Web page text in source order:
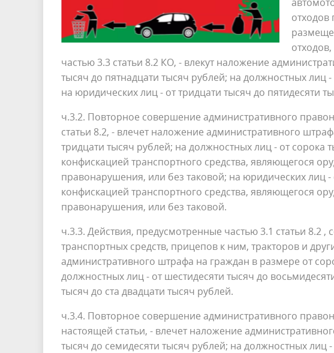
отходов
частью 3.3 статьи 8.2 КО, - влекут наложение
тысяч до пятнадцати тысяч рублей; на должностных лиц
на юридических лиц - от тридцати тысяч до пятидесяти
ч.3.2. Повторное совершение административного
статьи 8.2, - влечет наложение административного
тридцати тысяч рублей; на должностных лиц - от сорока
конфискацией транспортного средства, являющегося
правонарушения, или без таковой; на юридических лиц -
конфискацией транспортного средства, являющегося
правонарушения, или без таковой.
ч.3.3. Действия, предусмотренные частью 3.1 статьи 8.2
транспортных средств, прицепов к ним, тракторов и
административного штрафа на граждан в размере от
должностных лиц - от шестидесяти тысяч до
тысяч до ста двадцати тысяч рублей.
ч.3.4. Повторное совершение административного
настоящей статьи, - влечет наложение
тысяч до семидесяти тысяч рублей; на должностных лиц